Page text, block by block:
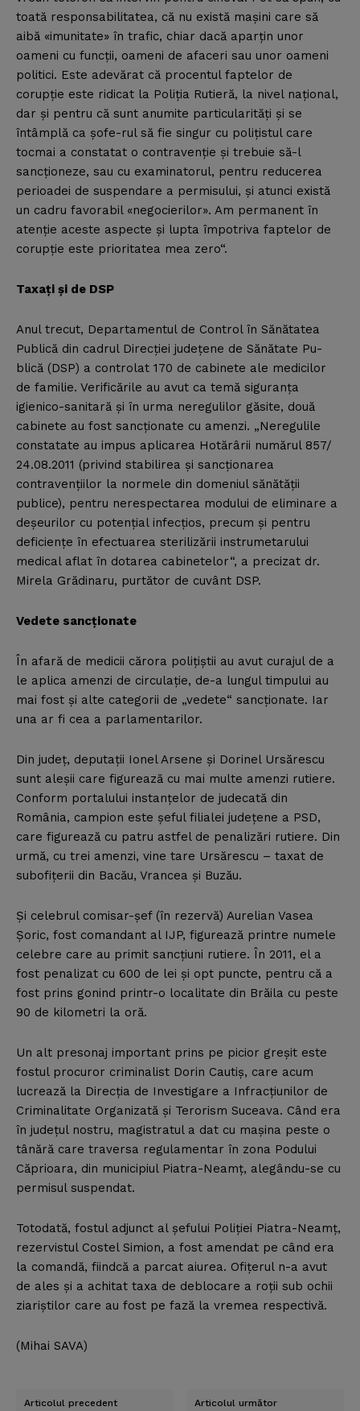
toată responsabilitatea, că nu există maşini care să
aibă «imunitate» în trafic, chiar dacă aparţin unor
oameni cu funcţii, oameni de afaceri sau unor oameni
politici. Este adevărat că procentul faptelor de
corupţie este ridicat la Poliţia Rutieră, la nivel naţional,
dar şi pentru că sunt anumite particularităţi şi se
întâmplă ca şofe-rul să fie singur cu poliţistul care
tocmai a constatat o contravenţie şi trebuie să-l
sancţioneze, sau cu examinatorul, pentru reducerea
perioadei de suspendare a permisului, şi atunci există
un cadru favorabil «negocierilor». Am permanent în
atenţie aceste aspecte şi lupta împotriva faptelor de
corupţie este prioritatea mea zero“.
Taxaţi şi de DSP
Anul trecut, Departamentul de Control în Sănătatea
Publică din cadrul Direcţiei judeţene de Sănătate Pu-
blică (DSP) a controlat 170 de cabinete ale medicilor
de familie. Verificările au avut ca temă siguranţa
igienico-sanitară şi în urma neregulilor găsite, două
cabinete au fost sancţionate cu amenzi. „Neregulile
constatate au impus aplicarea Hotărârii numărul 857/
24.08.2011 (privind stabilirea şi sancţionarea
contravenţiilor la normele din domeniul sănătăţii
publice), pentru nerespectarea modului de eliminare a
deşeurilor cu potenţial infecţios, precum şi pentru
deficienţe în efectuarea sterilizării instrumetarului
medical aflat în dotarea cabinetelor“, a precizat dr.
Mirela Grădinaru, purtător de cuvânt DSP.
Vedete sancţionate
În afară de medicii cărora poliţiştii au avut curajul de a
le aplica amenzi de circulaţie, de-a lungul timpului au
mai fost şi alte categorii de „vedete“ sancţionate. Iar
una ar fi cea a parlamentarilor.
Din judeţ, deputaţii Ionel Arsene şi Dorinel Ursărescu
sunt aleşii care figurează cu mai multe amenzi rutiere.
Conform portalului instanţelor de judecată din
România, campion este şeful filialei judeţene a PSD,
care figurează cu patru astfel de penalizări rutiere. Din
urmă, cu trei amenzi, vine tare Ursărescu – taxat de
subofiţerii din Bacău, Vrancea şi Buzău.
Şi celebrul comisar-şef (în rezervă) Aurelian Vasea
Şoric, fost comandant al IJP, figurează printre numele
celebre care au primit sancţiuni rutiere. În 2011, el a
fost penalizat cu 600 de lei şi opt puncte, pentru că a
fost prins gonind printr-o localitate din Brăila cu peste
90 de kilometri la oră.
Un alt presonaj important prins pe picior greşit este
fostul procuror criminalist Dorin Cautiş, care acum
lucrează la Direcţia de Investigare a Infracţiunilor de
Criminalitate Organizată şi Terorism Suceava. Când era
în judeţul nostru, magistratul a dat cu maşina peste o
tânără care traversa regulamentar în zona Podului
Căprioara, din municipiul Piatra-Neamţ, alegându-se cu
permisul suspendat.
Totodată, fostul adjunct al şefului Poliţiei Piatra-Neamţ,
rezervistul Costel Simion, a fost amendat pe când era
la comandă, fiindcă a parcat aiurea. Ofiţerul n-a avut
de ales şi a achitat taxa de deblocare a roţii sub ochii
ziariştilor care au fost pe fază la vremea respectivă.
(Mihai SAVA)
Articolul precedent Articolul următor